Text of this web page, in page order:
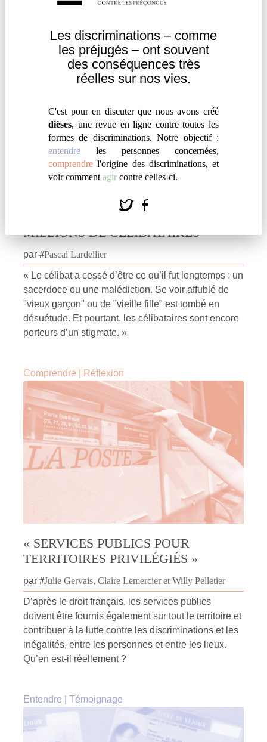
Les discriminations – comme
lespréjugés – ont souvent
desconséquences très
réelles sur nos vies.
C'est pour en discuter que nous avons créé
dièses, une revue en ligne contre toutes les
formes de discriminations. Notre objectif :
entendre les personnes concernées,
comprendre l'origine des discriminations, et
voir comment agir contre celles-ci.
Comprendre|Réflexion
« ULTRA-MODERNE SOLITUDE »…
MILLIONS DE CÉLIBATAIRES
par #Pascal Lardellier
« Le célibat a cessé d’être ce qu’il fut longtemps : un
sacerdoce ou une malédiction. Se voir affublé de
"vieux garçon" ou de "vieille fille" est tombé en
désuétude. Et pourtant, les célibataires sont encore
porteurs d’un stigmate. »
Comprendre Réflexion
« SERVICES PUBLICS POUR
TERRITOIRES PRIVILÉGIÉS »
par #Julie Gervais, Claire Lemercier et Willy Pelletier
D’après le droit français, les services publics
doivent être fournis également sur tout le territoire et
contribuer à la lutte contre les discriminations et les
inégalités, entre les personnes et entre les lieux.
Qu’en est-il réellement ?
Entendre Témoignage